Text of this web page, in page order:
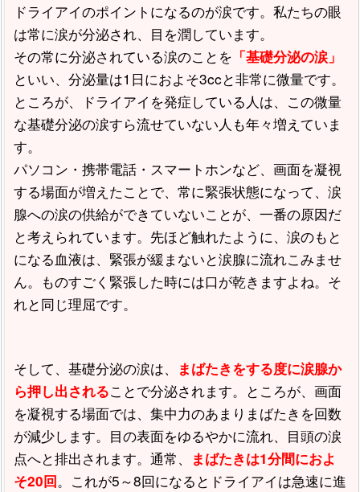
ドライアイのポイントになるのが涙です。私たちの眼
は常に涙が分泌され、目を潤しています。
その常に分泌されている涙のことを 「基礎分泌の涙」
といい、分泌量は1日におよそ3ccと非常に微量です。
ところが、ドライアイを発症している人は、この微量
な基礎分泌の涙すら流せていない人も年々増えていま
す。
パソコン・携帯電話・スマートホンなど、画面を凝視
する場面が増えたことで、常に緊張状態になって、涙
腺への涙の供給ができていないことが、一番の原因だ
と考えられています。先ほど触れたように、涙のもと
になる血液は、緊張が緩まないと涙腺に流れこみませ
ん。ものすごく緊張した時には口が乾きますよね。そ
れと同じ理屈です。
そして、基礎分泌の涙は、
まばたきをする度に涙腺か
ら押し出されることで分泌されます。ところが、画面
を凝視する場面では、集中力のあまりまばたきを回数
が減少します。目の表面をゆるやかに流れ、目頭の涙
点へと排出されます。通常、
まばたきは1分間におよ
そ20回。これが5～8回になるとドライアイは急速に進